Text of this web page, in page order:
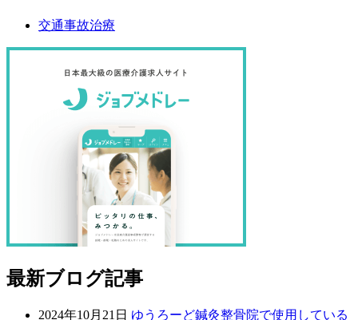
交通事故治療
最新ブログ記事
2024年10月21日 ゆうろーど鍼灸整骨院で使用している